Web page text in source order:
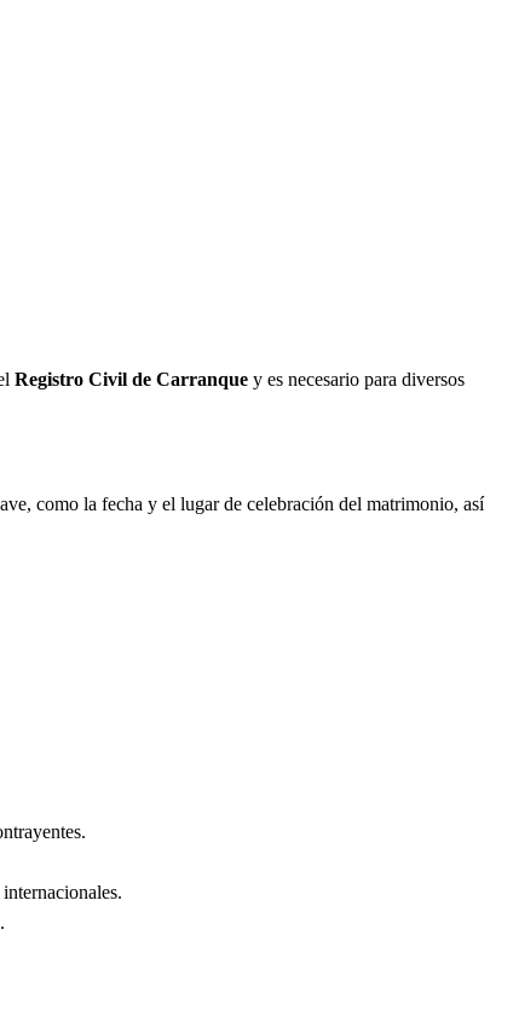
Registro Civil de Carranque y es necesario para diversos
como la fecha y el lugar de celebración del matrimonio, así
.